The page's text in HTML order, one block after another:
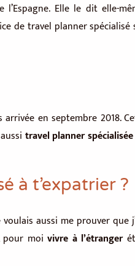
Elle le dit elle-
de travel planner spécialisé
arrivée en septembre 2018.
travel planner
à t’expatrier ?
aussi me prouver que
pour moivivre à l’étranger